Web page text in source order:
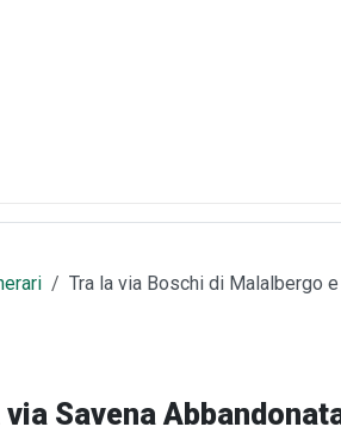
Tra la via Boschi di Malalbergo
Savena